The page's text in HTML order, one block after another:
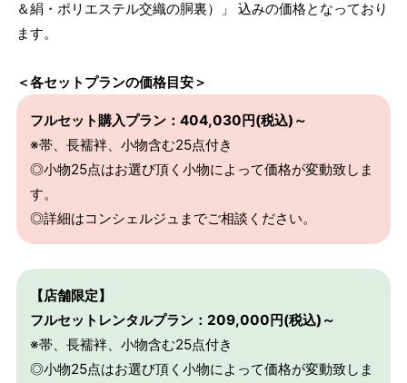
＆絹・ポリエステル交織の胴裏）」 込みの価格となっており
ます。
＜各セットプランの価格目安＞
フルセット購入プラン：404,030円(税込)～
※帯、長襦袢、小物含む25点付き
◎小物25点はお選び頂く小物によって価格が変動致しま
す。
◎詳細はコンシェルジュまでご相談ください。
【店舗限定】
フルセットレンタルプラン：209,000円(税込)～
※帯、長襦袢、小物含む25点付き
◎小物25点はお選び頂く小物によって価格が変動致しま